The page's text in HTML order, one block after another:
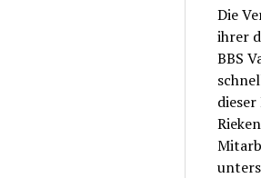
Die
ihrer
BBS